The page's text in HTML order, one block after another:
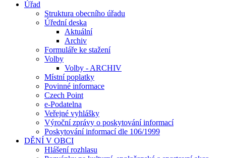
Úřad
Struktura obecního úřadu
Úřední deska
Aktuální
Archiv
Formuláře ke stažení
Volby
Volby - ARCHIV
Místní poplatky
Povinné informace
Czech Point
e-Podatelna
Veřejné vyhlášky
Výroční zprávy o poskytování informací
Poskytování informací dle 106/1999
DĚNÍ V OBCI
Hlášení rozhlasu